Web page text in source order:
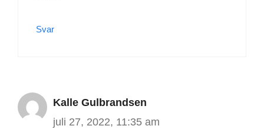
Svar
Kalle Gulbrandsen
juli 27, 2022, 11:35 am